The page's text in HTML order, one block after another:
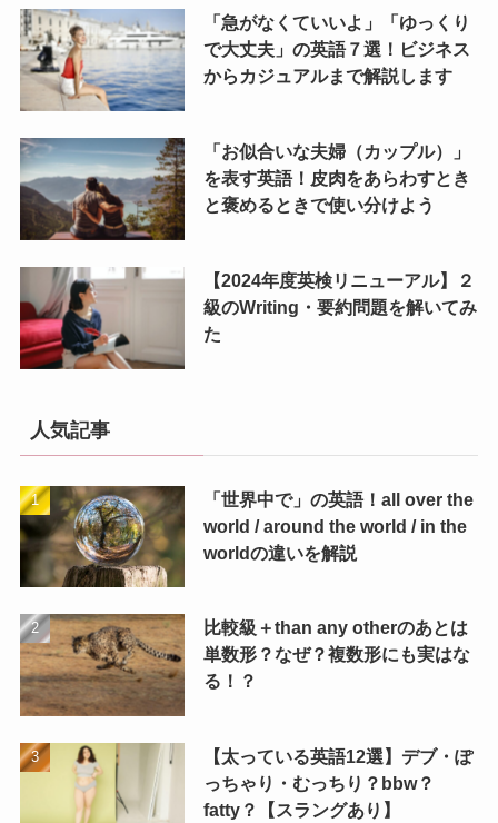
「急がなくていいよ」「ゆっくり
で大丈夫」の英語７選！ビジネス
からカジュアルまで解説します
「お似合いな夫婦（カップル）」
を表す英語！皮肉をあらわすとき
と褒めるときで使い分けよう
【2024年度英検リニューアル】２
級のWriting・要約問題を解いてみ
た
人気記事
「世界中で」の英語！all over the
world / around the world / in the
worldの違いを解説
比較級＋than any otherのあとは
単数形？なぜ？複数形にも実はな
る！？
【太っている英語12選】デブ・ぽ
っちゃり・むっちり？bbw？
fatty？【スラングあり】